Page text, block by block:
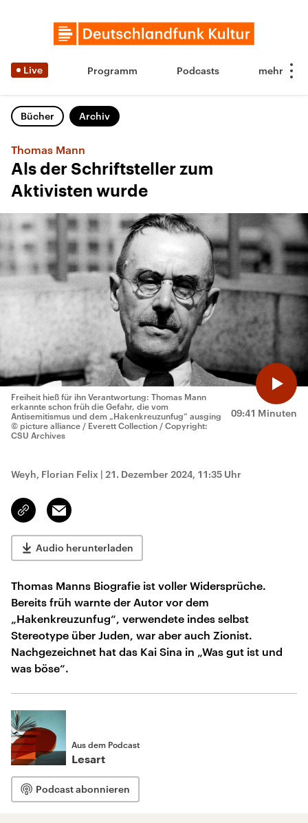
Live Programm Podcasts
Bücher Archiv
Thomas Mann
Als der Schriftsteller zum
Aktivisten wurde
09:41 Minuten
Freiheit hieß für ihn Verantwortung: Thomas Mann
erkannte schon früh die Gefahr, die vom
Antisemitismus und dem „Hakenkreuzunfug“ ausging
© picture alliance / Everett Collection / Copyright:
CSU Archives
Weyh, Florian Felix | 21. Dezember 2024, 11:35 Uhr
Link
kopieren/teilen
Email
Audio herunterladen
Thomas Manns Biografie ist voller Widersprüche.
Bereits früh warnte der Autor vor dem
„Hakenkreuzunfug“, verwendete indes selbst
Stereotype über Juden, war aber auch Zionist.
Nachgezeichnet hat das Kai Sina in „Was gut ist und
was böse“.
Aus dem Podcast
Lesart
Podcast abonnieren